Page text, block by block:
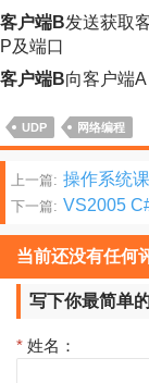
客户端B发送获取
P及端口
客户端B向客户端
UDP 网络编程
文
章
分
页
上一篇: 操作系统
下一篇: VS2005
当前还没有任何
写下你最简单
* 姓名：